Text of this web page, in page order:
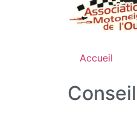
Accueil